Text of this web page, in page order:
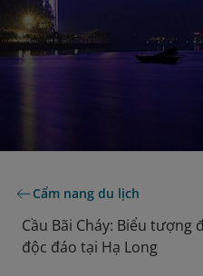
Cẩm nang du lịch
Cầu Bãi Cháy: Biểu
độc đáo tại Hạ Long